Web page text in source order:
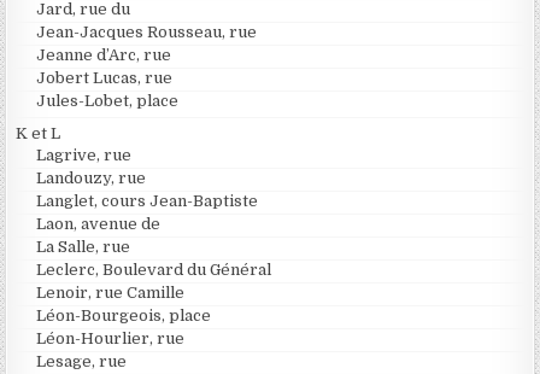
Jard, rue du
Jean-Jacques Rousseau, rue
Jeanne d’Arc, rue
Jobert Lucas, rue
Jules-Lobet, place
K et L
Lagrive, rue
Landouzy, rue
Langlet, cours Jean-Baptiste
Laon, avenue de
La Salle, rue
Leclerc, Boulevard du Général
Lenoir, rue Camille
Léon-Bourgeois, place
Léon-Hourlier, rue
Lesage, rue